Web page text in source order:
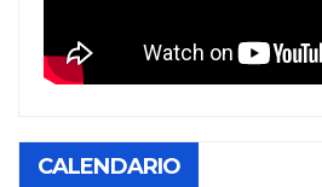
CALENDARIO